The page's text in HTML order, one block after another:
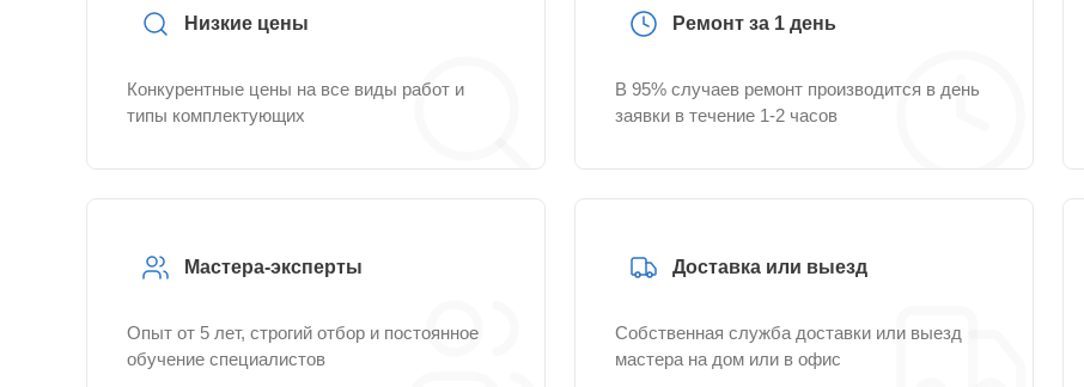
Низкие цены
Конкурентные цены на все виды работ и
типы комплектующих
Ремонт за 1 день
В 95% случаев ремонт производится в день
заявки в течение 1-2 часов
Мастера-эксперты
Опыт от 5 лет, строгий отбор и постоянное
обучение специалистов
Доставка или выезд
Собственная служба доставки или выезд
мастера на дом или в офис